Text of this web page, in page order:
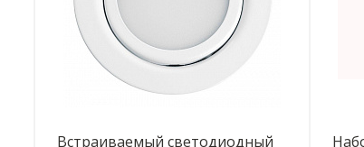
Встраиваемый светодиодный